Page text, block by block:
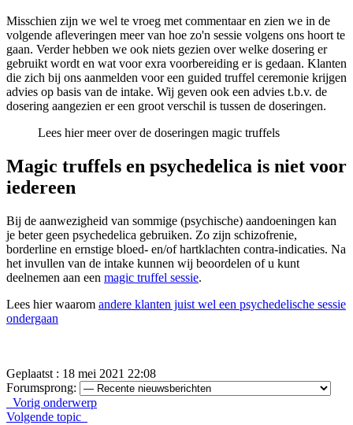
Misschien zijn we wel te vroeg met commentaar en zien we in de
volgende afleveringen meer van hoe zo'n sessie volgens ons hoort te
gaan. Verder hebben we ook niets gezien over welke dosering er
gebruikt wordt en wat voor exra voorbereiding er is gedaan. Klanten
die zich bij ons aanmelden voor een guided truffel ceremonie krijgen
advies op basis van de intake. Wij geven ook een advies t.b.v. de
dosering aangezien er een groot verschil is tussen de doseringen.
Lees hier meer over de doseringen magic truffels
Magic truffels en psychedelica is niet voor
iedereen
Bij de aanwezigheid van sommige (psychische) aandoeningen kan
je beter geen psychedelica gebruiken. Zo zijn schizofrenie,
borderline en ernstige bloed- en/of hartklachten contra-indicaties. Na
het invullen van de intake kunnen wij beoordelen of u kunt
deelnemen aan een magic truffel sessie.
Lees hier waarom andere klanten juist wel een psychedelische sessie
ondergaan
Geplaatst : 18 mei 2021 22:08
Forumsprong:
Vorig onderwerp
Volgende topic